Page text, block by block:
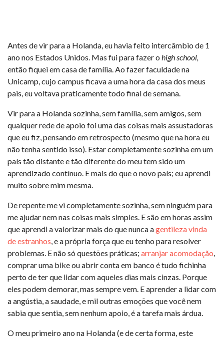
Antes de vir para a Holanda, eu havia feito intercâmbio de 1
ano nos Estados Unidos. Mas fui para fazer o high school,
então fiquei em casa de família. Ao fazer faculdade na
Unicamp, cujo campus ficava a uma hora da casa dos meus
pais, eu voltava praticamente todo final de semana.
Vir para a Holanda sozinha, sem família, sem amigos, sem
qualquer rede de apoio foi uma das coisas mais assustadoras
que eu fiz, pensando em retrospecto (mesmo que na hora eu
não tenha sentido isso). Estar completamente sozinha em um
país tão distante e tão diferente do meu tem sido um
aprendizado contínuo. E mais do que o novo país; eu aprendi
muito sobre mim mesma.
De repente me vi completamente sozinha, sem ninguém para
me ajudar nem nas coisas mais simples. E são em horas assim
que aprendi a valorizar mais do que nunca agentileza vinda
de estranhos, e a própria força que eu tenho para resolver
problemas. E não só questões práticas; arranjar acomodação,
comprar uma bike ou abrir conta em banco é tudo fichinha
perto de ter que lidar com aqueles dias mais cinzas. Porque
eles podem demorar, mas sempre vem. E aprender a lidar com
a angústia, a saudade, e mil outras emoções que você nem
sabia que sentia, sem nenhum apoio, é a tarefa mais árdua.
O meu primeiro ano na Holanda (e de certa forma, este